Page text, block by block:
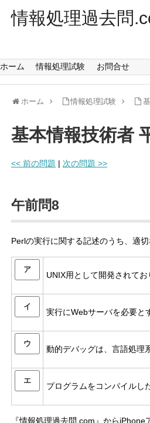
情報処理過去問
ホーム 情報処理試験 お問合せ
ホーム 情報処理試験
基本情報技術者
<< 前の問題 | 次の問題 >>
午前問8
Perlの実行に関する記述のうち、適切
ア
UNIX用として開発されて
イ
実行にWebサーバを必要と
ウ
動的デバッグは、言語処理
エ
プログラムをコンパイルし
『情報処理過去問.com』からiPhone